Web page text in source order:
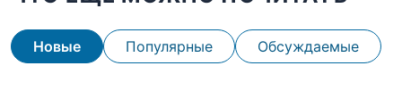
Новые Популярные Обсуждаемые